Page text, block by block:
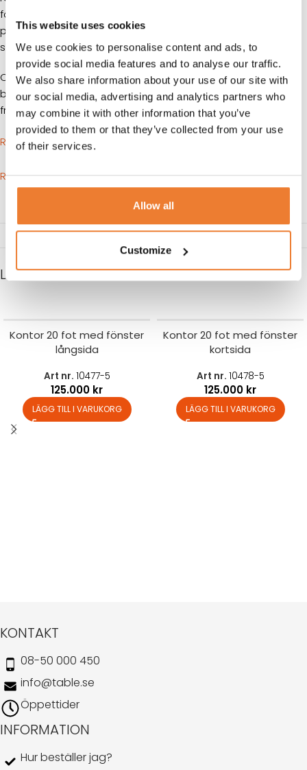
This website uses cookies
We use cookies to personalise content and ads, to
provide social media features and to analyse our traffic.
We also share information about your use of our site with
our social media, advertising and analytics partners who
may combine it with other information that you’ve
provided to them or that they’ve collected from your use
of their services.
Allow all
Customize
fönster är placerat i wc-delen. På golvet ligger en grå
plastmatta och väggarna invändigt består av en slät vit
skiva.
Containern är som standard utrustad med isolering, värme,
belysning och ventilation i form av självdrag eller
frånluftsfläkt.
RITNING 2D
RITNING 3D
LIKNANDE PRODUKTER
Kontor 20 fot med fönster
långsida
Art nr. 10477-5
125.000 kr
LÄGG TILL I VARUKORG
Kontor 20 fot med fönster
kortsida
Art nr. 10478-5
125.000 kr
LÄGG TILL I VARUKORG
KONTAKT
08-50 000 450
info@table.se
Öppettider
INFORMATION
Hur beställer jag?